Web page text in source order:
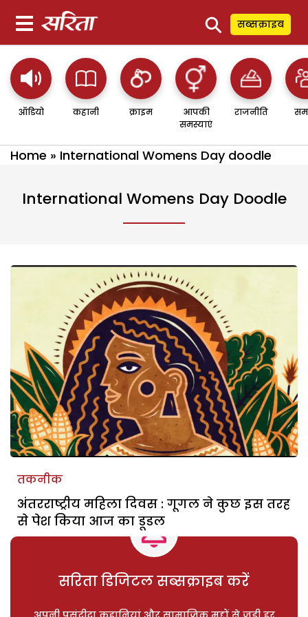
⚲ सब्सक्राइब
ऑडियो कहानी क्राइम
आपकी
समस्याएं
राजनीति
Home » International Womens Day doodle
International Womens Day Doodle
तकनीक
अंतरराष्ट्रीय महिला दिवस : गूगल ने कुछ इस तरह
से पेश किया आज का डूडल
सरिता डिजिटल सब्सक्राइब करें